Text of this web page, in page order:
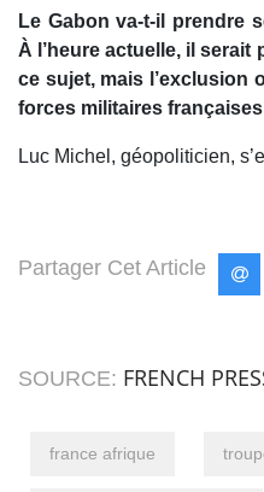
4
minutes,
0
Le Gabon va-t-il prendre
À l’heure actuelle, il
ce sujet, mais l’exclusion
forces militaires
Luc Michel, géopoliticien,
Partager Cet Article
SOURCE: FRENCH
france afrique